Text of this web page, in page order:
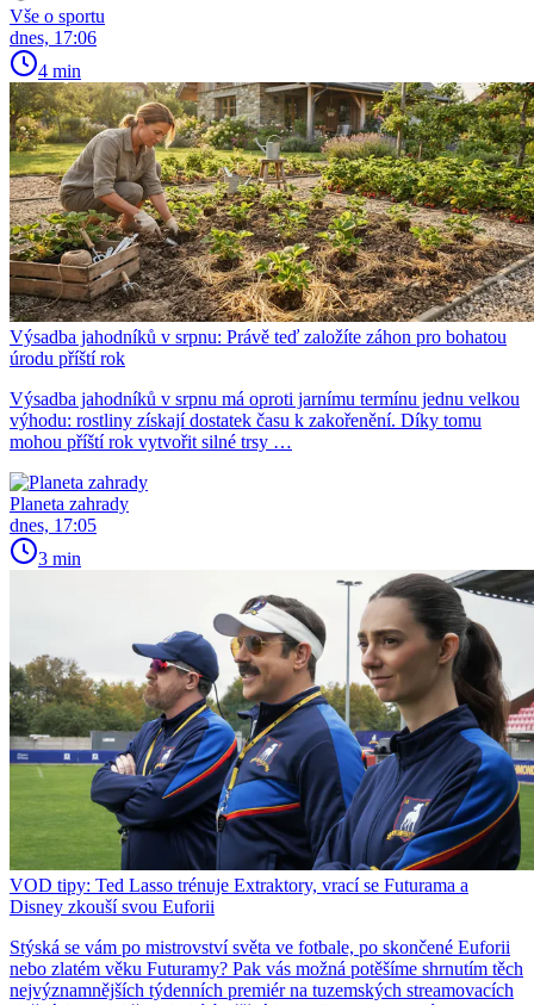
Vše o sportu
dnes, 17:06
4 min
Výsadba jahodníků v srpnu: Právě teď založíte záhon pro bohatou
úrodu příští rok
Výsadba jahodníků v srpnu má oproti jarnímu termínu jednu velkou
výhodu: rostliny získají dostatek času k zakořenění. Díky tomu
mohou příští rok vytvořit silné trsy …
Planeta zahrady
dnes, 17:05
3 min
VOD tipy: Ted Lasso trénuje Extraktory, vrací se Futurama a
Disney zkouší svou Euforii
Stýská se vám po mistrovství světa ve fotbale, po skončené Euforii
nebo zlatém věku Futuramy? Pak vás možná potěšíme shrnutím těch
nejvýznamnějších týdenních premiér na tuzemských streamovacích